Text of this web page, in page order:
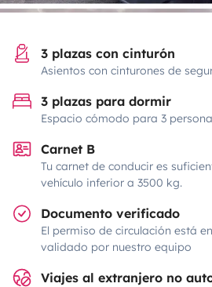
3 plazas con cinturón
Asientos con cinturones de
3 plazas para dormir
Espacio cómodo para 3
Carnet B
Tu carnet de conducir es
vehículo inferior a 3500 kg.
Documento verificado
El permiso de circulación está
validado por nuestro equipo
Viajes al extranjero no